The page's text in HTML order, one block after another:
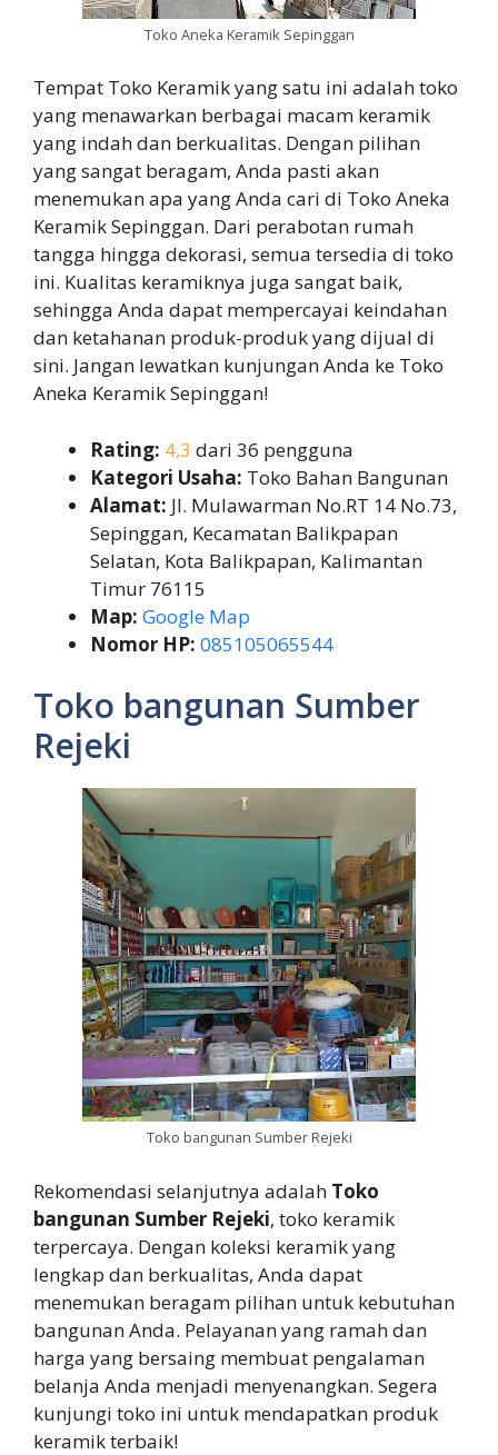
Toko Aneka Keramik Sepinggan
Tempat Toko Keramik yang satu ini adalah toko
yang menawarkan berbagai macam keramik
yang indah dan berkualitas. Dengan pilihan
yang sangat beragam, Anda pasti akan
menemukan apa yang Anda cari di Toko Aneka
Keramik Sepinggan. Dari perabotan rumah
tangga hingga dekorasi, semua tersedia di toko
ini. Kualitas keramiknya juga sangat baik,
sehingga Anda dapat mempercayai keindahan
dan ketahanan produk-produk yang dijual di
sini. Jangan lewatkan kunjungan Anda ke Toko
Aneka Keramik Sepinggan!
Rating: 4,3 dari 36 pengguna
Kategori Usaha: Toko Bahan Bangunan
Alamat: Jl. Mulawarman No.RT 14 No.73,
Sepinggan, Kecamatan Balikpapan
Selatan, Kota Balikpapan, Kalimantan
Timur 76115
Map: Google Map
Nomor HP: 085105065544
Toko bangunan Sumber
Rejeki
Toko bangunan Sumber Rejeki
Rekomendasi selanjutnya adalah Toko
bangunan Sumber Rejeki, toko keramik
terpercaya. Dengan koleksi keramik yang
lengkap dan berkualitas, Anda dapat
menemukan beragam pilihan untuk kebutuhan
bangunan Anda. Pelayanan yang ramah dan
harga yang bersaing membuat pengalaman
belanja Anda menjadi menyenangkan. Segera
kunjungi toko ini untuk mendapatkan produk
keramik terbaik!